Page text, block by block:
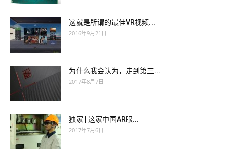
这就是所谓的最佳VR视频...
2016年9月21日
为什么我会认为，走到第三...
2017年8月7日
独家 | 这家中国AR眼...
2017年7月6日